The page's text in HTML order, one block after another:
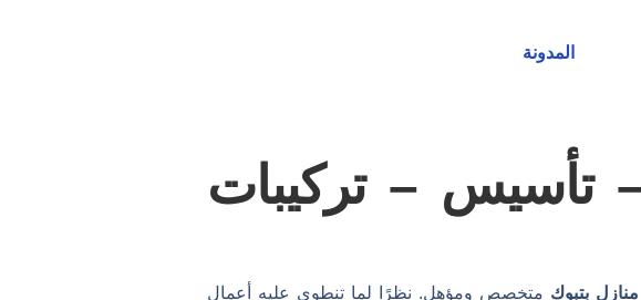
المدونة
تأسيس – تركيبات
بتبوك متخصص ومؤهل. نظرًا لما تنطوي عليه أعمال